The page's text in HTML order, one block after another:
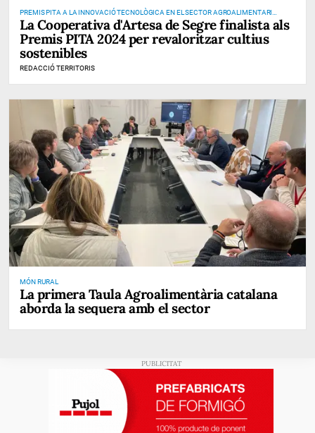
PREMIS PITA A LA INNOVACIÓ TECNOLÒGICA EN EL SECTOR AGROALIMENTARI
CATALÀ
La Cooperativa d'Artesa de Segre finalista als
Premis PITA 2024 per revaloritzar cultius
sostenibles
REDACCIÓ TERRITORIS
MÓN RURAL
La primera Taula Agroalimentària catalana
aborda la sequera amb el sector